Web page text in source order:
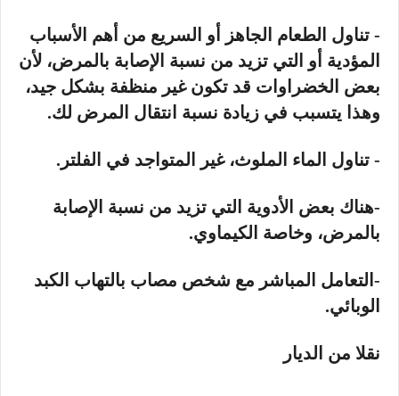
- تناول الطعام الجاهز أو السريع من أهم الأسباب
المؤدية أو التي تزيد من نسبة الإصابة بالمرض، لأن
بعض الخضراوات قد تكون غير منظفة بشكل جيد،
وهذا يتسبب في زيادة نسبة انتقال المرض لك.
- تناول الماء الملوث، غير المتواجد في الفلتر.
-هناك بعض الأدوية التي تزيد من نسبة الإصابة
بالمرض، وخاصة الكيماوي.
-التعامل المباشر مع شخص مصاب بالتهاب الكبد
الوبائي.
نقلا من الديار